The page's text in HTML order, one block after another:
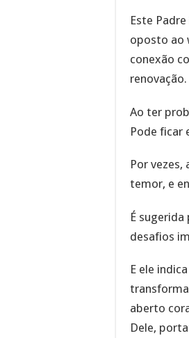
Este
oposto ao
conexão
renovação.
Ao ter
Pode ficar
Por vezes,
temor, e
É
desafios
E ele
aberto
Dele,